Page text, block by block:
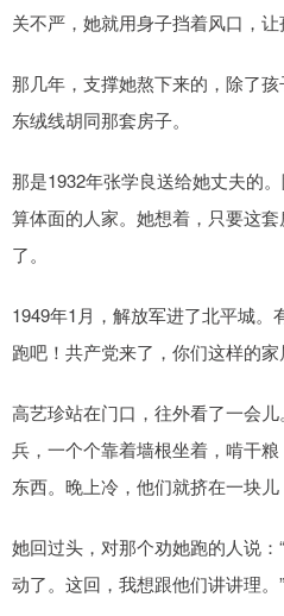
关不严，她就用身子挡着风口，让
那几年，支撑她熬下来的，除了
东绒线胡同那套房子。
那是1932年张学良送给她丈夫的
算体面的人家。她想着，只要这
了。
1949年1月，解放军进了北平城。
跑吧！共产党来了，你们这样的
高艺珍站在门口，往外看了一会
兵，一个个靠着墙根坐着，啃干
东西。晚上冷，他们就挤在一块儿
她回过头，对那个劝她跑的人说
动了。这回，我想跟他们讲讲理。”